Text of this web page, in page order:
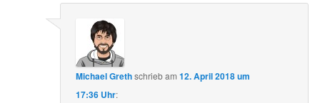
Michael Grethschriebam12. April 2018 um
17:36 Uhr: